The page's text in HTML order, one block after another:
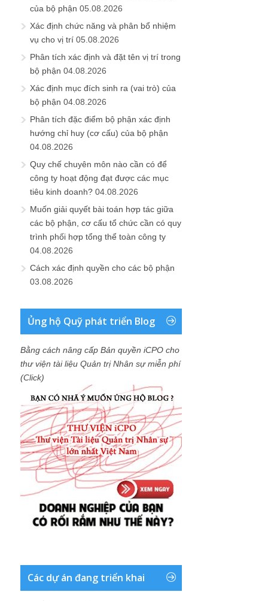
của bộ phận 05.08.2026
Xác định chức năng và phân bổ nhiệm
vụ cho vị trí 05.08.2026
Phân tích xác định và đặt tên vị trí trong
bộ phận 04.08.2026
Xác định mục đích sinh ra (vai trò) của
bộ phận 04.08.2026
Phân tích đặc điểm bộ phận xác định
hướng chỉ huy (cơ cấu) của bộ phận
04.08.2026
Quy chế chuyên môn nào cần có để
công ty hoạt động đạt được các mục
tiêu kinh doanh? 04.08.2026
Muốn giải quyết bài toán hợp tác giữa
các bộ phận, cơ cấu tổ chức cần có quy
trình phối hợp tổng thể toàn công ty
04.08.2026
Cách xác định quyền cho các bộ phận
03.08.2026
Ủng hộ Quỹ phát triển Blog
Bằng cách nâng cấp Bản quyền iCPO cho
thư viện tài liệu Quản trị Nhân sự miễn phí
(Click)
Các dự án đang triển khai